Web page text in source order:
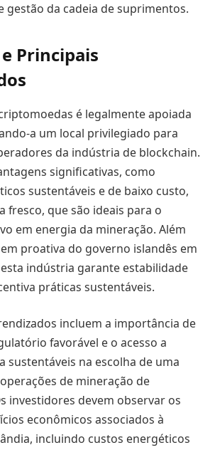
gestão da cadeia de suprimentos.
Principais
é legalmente apoiada
a um local privilegiado para
da indústria de blockchain.
significativas, como
sustentáveis e de baixo custo,
fresco, que são ideais para o
em energia da mineração. Além
proativa do governo islandês em
indústria garante estabilidade
práticas sustentáveis.
incluem a importância de
favorável e o acesso a
sustentáveis na escolha de uma
de mineração de
investidores devem observar os
econômicos associados à
incluindo custos energéticos